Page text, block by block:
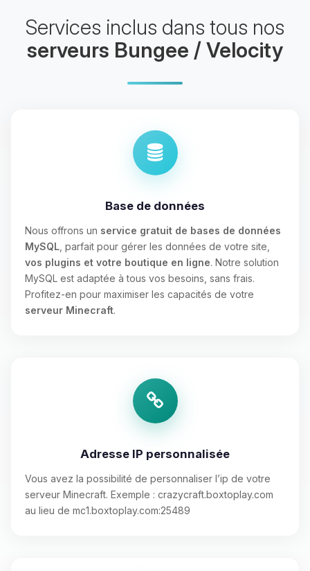
Services inclus dans tous nos
serveurs Bungee / Velocity
Base de données
Nous offrons un service gratuit de bases de données
MySQL , parfait pour gérer les données de votre site,
vos plugins et votre boutique en ligne. Notre solution
MySQL est adaptée à tous vos besoins, sans frais.
Profitez-en pour maximiser les capacités de votre
serveur Minecraft.
Adresse IP personnalisée
Vous avez la possibilité de personnaliser l’ip de votre
serveur Minecraft. Exemple : crazycraft.boxtoplay.com
au lieu de mc1.boxtoplay.com:25489